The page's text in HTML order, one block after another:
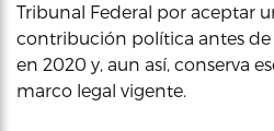
Tribunal Federal por aceptar
contribución política antes de
en 2020 y, aun así, conserva
marco legal vigente.